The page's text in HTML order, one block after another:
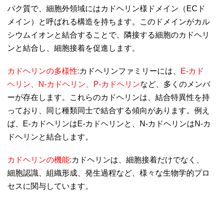
パク質で、細胞外領域にはカドヘリン様ドメイン（ECド
メイン）と呼ばれる構造を持ちます。このドメインがカル
シウムイオンと結合することで、隣接する細胞のカドヘリ
ンと結合し、細胞接着を促進します。
カドヘリンの多様性:カドヘリンファミリーには、
E-カド
ヘリン、N-カドヘリン、P-カドヘリンなど、多くのメンバ
ーが存在します。これらのカドヘリンは、結合特異性を持
っており、同じ種類同士で結合する傾向があります。例え
ば、E-カドヘリンはE-カドヘリンと、N-カドヘリンはN-カ
ドヘリンと結合します。
カドヘリンの機能:カドヘリンは、細胞接着だけでなく、
細胞認識、組織形成、発生過程など、様々な生物学的プロ
セスに関与しています。